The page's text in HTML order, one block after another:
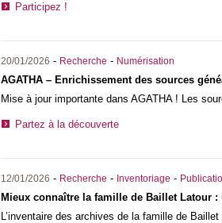
Participez !
20/01/2026 - Recherche - Numérisation
AGATHA – Enrichissement des sources
Mise à jour importante dans AGATHA ! Les
Partez à la découverte
12/01/2026 - Recherche - Inventoriage -
Mieux connaître la famille de Baillet Latour
L’inventaire des archives de la famille de